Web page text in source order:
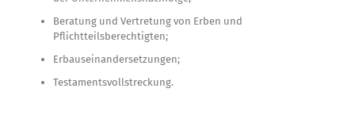
Beratung und Vertretung von Erben und
Pflichtteilsberechtigten;
Erbauseinandersetzungen;
Testamentsvollstreckung.